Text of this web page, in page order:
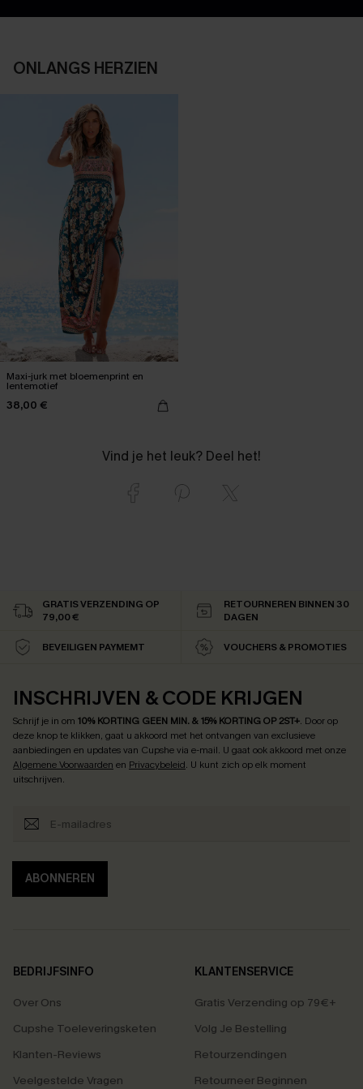
ONLANGS HERZIEN
Maxi-jurk met bloemenprint en
lentemotief
38,00 €
Vind je het leuk? Deel het!
GRATIS VERZENDING OP
79,00 €
RETOURNEREN BINNEN 30
DAGEN
BEVEILIGEN PAYMEMT VOUCHERS & PROMOTIES
INSCHRIJVEN & CODE KRIJGEN
Schrijf je in om 10% KORTING GEEN MIN. & 15% KORTING OP 2ST+. Door op
deze knop te klikken, gaat u akkoord met het ontvangen van exclusieve
aanbiedingen en updates van Cupshe via e-mail. U gaat ook akkoord met onze
Algemene Voorwaarden en Privacybeleid. U kunt zich op elk moment
uitschrijven.
ABONNEREN
BEDRIJFSINFO
Over Ons
Cupshe Toeleveringsketen
Klanten-Reviews
Veelgestelde Vragen
KLANTENSERVICE
Gratis Verzending op 79€+
Volg Je Bestelling
Retourzendingen
Retourneer Beginnen